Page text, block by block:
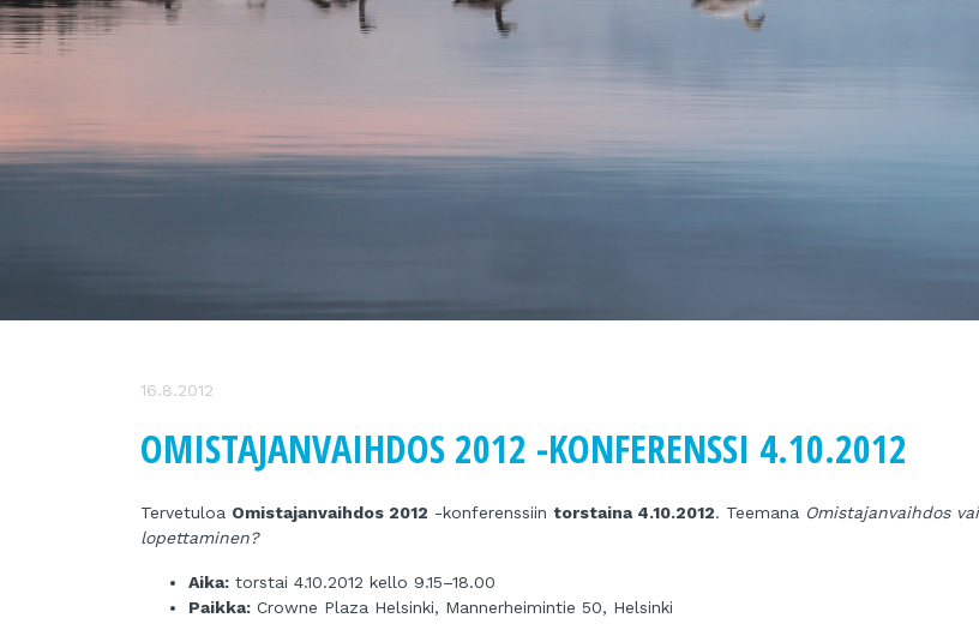
16.8.2012
OMISTAJANVAIHDOS 2012 -KONFERENSSI 4.10.2012
Tervetuloa Omistajanvaihdos 2012 -konferenssiin torstaina 4.10.2012. Teemana Omistajanvaihdos
lopettaminen?
Aika: torstai 4.10.2012 kello 9.15–18.00
Paikka: Crowne Plaza Helsinki, Mannerheimintie 50, Helsinki